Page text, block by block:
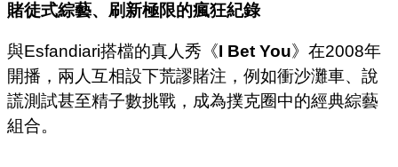
賭徒式綜藝、刷新極限的瘋狂紀錄
與Esfandiari搭檔的真人秀《I Bet You》在2008年
開播，兩人互相設下荒謬賭注，例如衝沙灘車、說
謊測試甚至精子數挑戰，成為撲克圈中的經典綜藝
組合。